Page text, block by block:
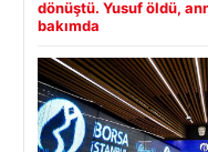
dönüştü. Yusuf öldü,
bakımda